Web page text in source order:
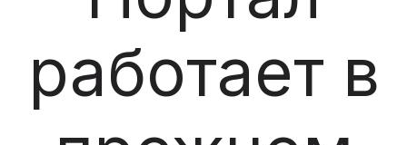
работает в